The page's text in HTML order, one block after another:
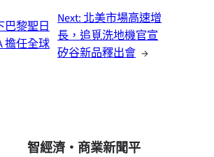
巴黎聖日
擔任全球
Next: 北美市場高速增
長，追覓洗地機官宣
矽谷新品釋出會 →
智經濟・商業新聞平